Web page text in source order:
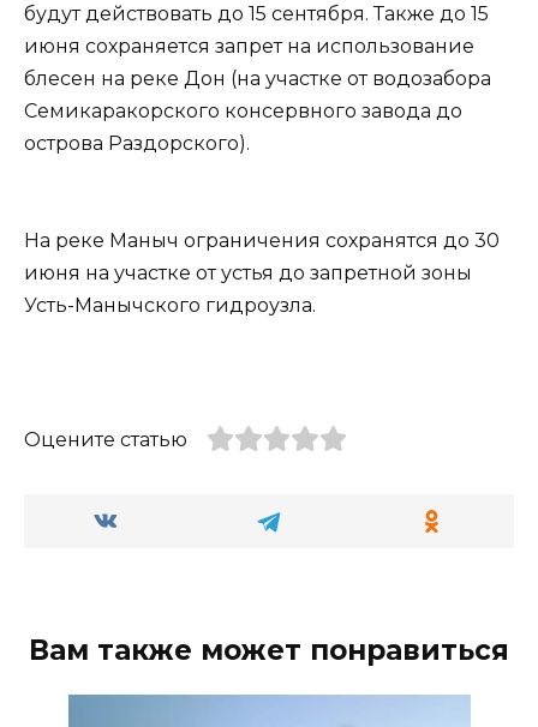
будут действовать до 15 сентября. Также до 15
июня сохраняется запрет на использование
блесен на реке Дон (на участке от водозабора
Семикаракорского консервного завода до
острова Раздорского).
На реке Маныч ограничения сохранятся до 30
июня на участке от устья до запретной зоны
Усть-Манычского гидроузла.
Оцените статью
Вам также может понравиться